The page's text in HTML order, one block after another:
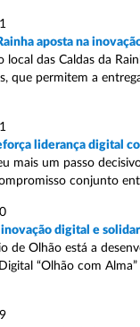
aposta na
local das Caldas da
que permitem a
liderança digital
mais um passo
conjunto
digital e
de Olhão está a
“Olhão com